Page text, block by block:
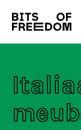
Search
for: